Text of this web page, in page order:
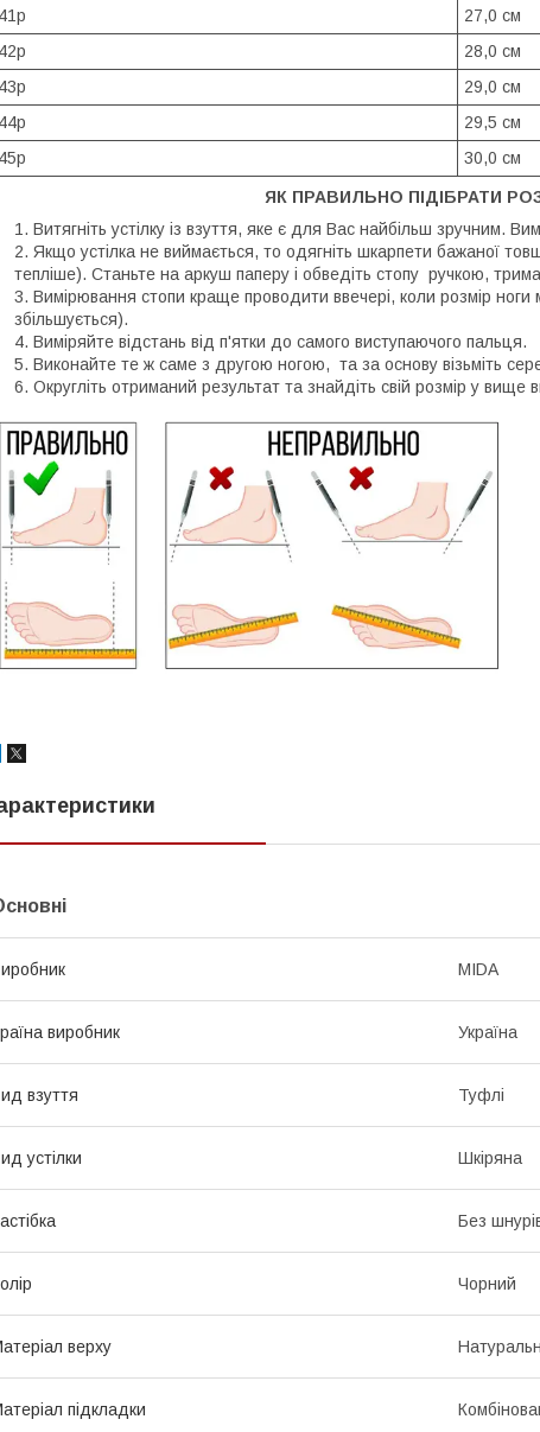
27,0 см
28,0 см
29,0 см
29,5 см
30,0 см
ЯК ПРАВИЛЬНО ПІДІБРАТИ
Витягніть устілку із взуття, яке є для Вас найбільш зручним.
Якщо устілка не виймається, то одягніть шкарпети бажаної
тепліше). Станьте на аркуш паперу і обведіть стопу ручкою,
Вимірювання стопи краще проводити ввечері, коли розмір ноги
збільшується).
Виміряйте відстань від п'ятки до самого виступаючого пальця.
Виконайте те ж саме з другою ногою, та за основу візьміть
Округліть отриманий результат та знайдіть свій розмір у вище
MIDA
виробник Україна
взуття Туфлі
устілки Шкіряна
Без
Чорний
верху
підкладки